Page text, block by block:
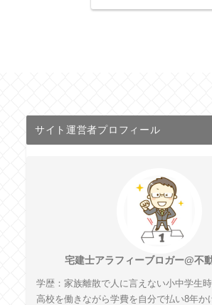
サイト運営者プロフィール
宅建士アラフィーブロガー@不
学歴：家族離散で人に言えない小中学生
高校を働きながら学費を自分で払い8年か